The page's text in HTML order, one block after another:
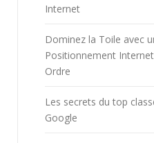
Internet
Dominez la Toile avec
Positionnement
Ordre
Les secrets du top
Google